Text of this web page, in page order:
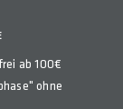
ab 100€
ohne